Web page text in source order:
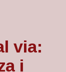
via:
i